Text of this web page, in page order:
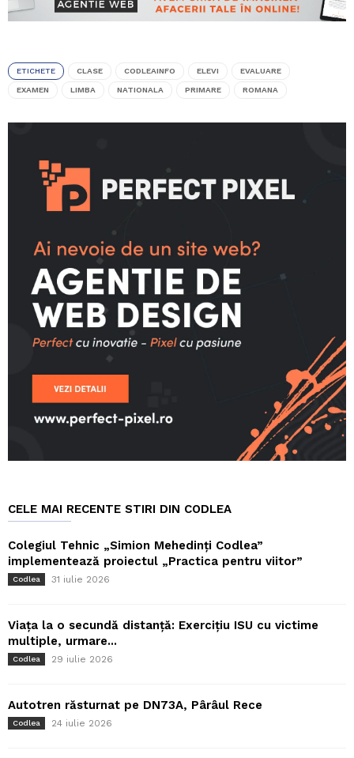
ETICHETE CLASE CODLEAINFO ELEVI EVALUARE
EXAMEN LIMBA NATIONALA PRIMARE ROMANA
CELE MAI RECENTE STIRI DIN CODLEA
Colegiul Tehnic „Simion Mehedinți Codlea”
implementează proiectul „Practica pentru viitor”
Codlea 31 iulie 2026
Viața la o secundă distanță: Exercițiu ISU cu victime
multiple, urmare...
Codlea 29 iulie 2026
Autotren răsturnat pe DN73A, Pârâul Rece
Codlea 24 iulie 2026